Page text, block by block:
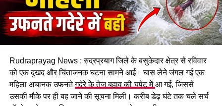
घटना के तुरंत बाद आसपास मौजूद लोगों ने बिना समय गंवाए राहत एवं बचाव
अभियान शुरू किया। काफी मशक्कत के बाद घायल श्रद्धालु को नदी से
सुरक्षित बाहर निकाला गया और प्राथमिक उपचार उपलब्ध कराया गया।
यात्रा मार्ग पर बढ़ा जोखिम
अस्थायी पुल बह जाने के बाद ट्रॉली ही नदी पार करने का एकमात्र साधन
Rudraprayag News : रुद्रप्रयाग जिले के बसुकेदार क्षेत्र से रविवार
को एक दुखद और चिंताजनक घटना सामने आई। घास लेने जंगल गई एक
महिला अचानक उफनतेगदेरे के तेज बहाव की चपेट मेंआ गई, जिससे
उसकी मौके पर ही बह जाने की सूचना मिली। करीब डेढ़ घंटे तक चले सर्च